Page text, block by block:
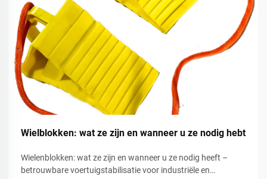
Wielblokken: wat ze zijn en wanneer u ze nodig hebt
Wielenblokken: wat ze zijn en wanneer u ze nodig heeft –
betrouwbare voertuigstabilisatie voor industriële en